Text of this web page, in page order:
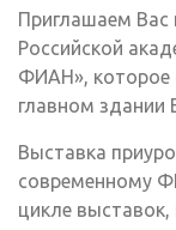
Приглашаем Вас
Российской
ФИАН», которое
главном здании
Выставка
современному
цикле